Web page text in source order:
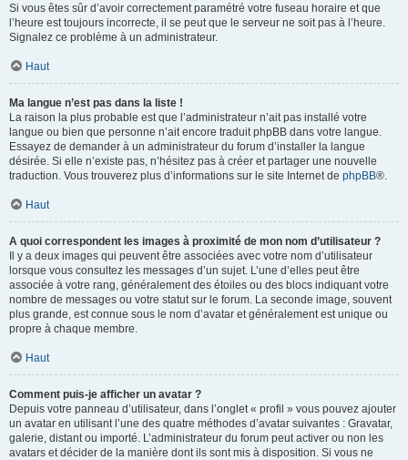
Si vous êtes sûr d’avoir correctement paramétré votre fuseau horaire et que
l’heure est toujours incorrecte, il se peut que le serveur ne soit pas à l’heure.
Signalez ce problème à un administrateur.
Haut
Ma langue n’est pas dans la liste !
La raison la plus probable est que l’administrateur n’ait pas installé votre
langue ou bien que personne n’ait encore traduit phpBB dans votre langue.
Essayez de demander à un administrateur du forum d’installer la langue
désirée. Si elle n’existe pas, n’hésitez pas à créer et partager une nouvelle
traduction. Vous trouverez plus d’informations sur le site Internet de phpBB®.
Haut
A quoi correspondent les images à proximité de mon nom d’utilisateur ?
Il y a deux images qui peuvent être associées avec votre nom d’utilisateur
lorsque vous consultez les messages d’un sujet. L’une d’elles peut être
associée à votre rang, généralement des étoiles ou des blocs indiquant votre
nombre de messages ou votre statut sur le forum. La seconde image, souvent
plus grande, est connue sous le nom d’avatar et généralement est unique ou
propre à chaque membre.
Haut
Comment puis-je afficher un avatar ?
Depuis votre panneau d’utilisateur, dans l’onglet « profil » vous pouvez ajouter
un avatar en utilisant l’une des quatre méthodes d’avatar suivantes : Gravatar,
galerie, distant ou importé. L’administrateur du forum peut activer ou non les
avatars et décider de la manière dont ils sont mis à disposition. Si vous ne